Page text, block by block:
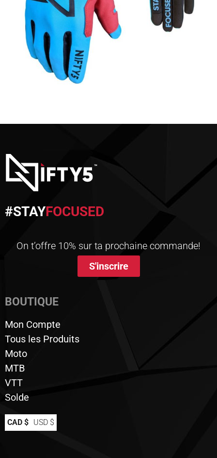
#STAYFOCUSED
On t’offre 10% sur ta prochaine commande!
S'inscrire
BOUTIQUE
Mon Compte
Tous les Produits
Moto
MTB
VTT
Solde
CAD $ USD $